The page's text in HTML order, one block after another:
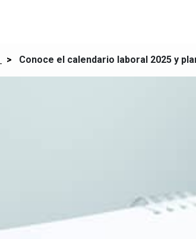
> Conoce el calendario laboral 2025 y